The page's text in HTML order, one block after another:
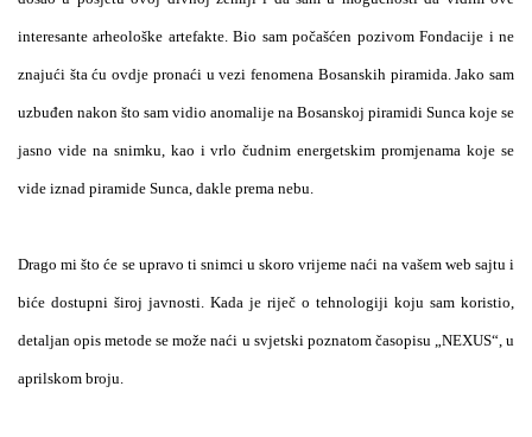
interesante arheološke artefakte. Bio sam počašćen pozivom Fondacije i ne
znajući šta ću ovdje pronaći u vezi fenomena Bosanskih piramida. Jako sam
uzbuđen nakon što sam vidio anomalije na Bosanskoj piramidi Sunca koje se
jasno vide na snimku, kao i vrlo čudnim energetskim promjenama koje se
vide iznad piramide Sunca, dakle prema nebu.
Drago mi što će se upravo ti snimci u skoro vrijeme naći na vašem web sajtu i
biće dostupni široj javnosti. Kada je riječ o tehnologiji koju sam koristio,
detaljan opis metode se može naći u svjetski poznatom časopisu „NEXUS“, u
aprilskom broju.